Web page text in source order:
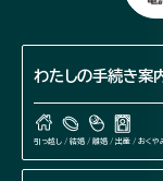
わたしの手続き案
引っ越し / 結婚 / 離婚 / 出産 / おくや